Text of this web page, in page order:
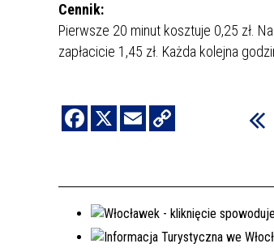
Cennik:
Pierwsze 20 minut kosztuje 0,25 zł.
zapłacicie 1,45 zł. Każda kolejna